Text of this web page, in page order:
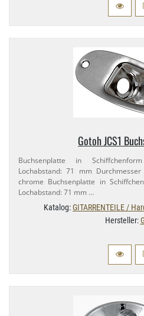
Gotoh JCS1
Buchsenplatte in
Lochabstand: 71 mm
chrome Buchsenplatte in
Lochabstand: 71 mm …
Katalog:GITARRENTEILE /
Hersteller: